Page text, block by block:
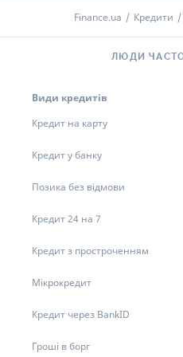
Finance.ua Кредити
ЛЮДИ
Види кредитів
Кредит на карту
Кредит у банку
Позика без відмови
Кредит 24 на 7
Кредит з простроченням
Мікрокредит
Кредит через BankID
Гроші в борг